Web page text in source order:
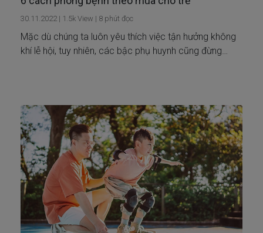
30.11.2022 | 1.5k View | 8 phút đọc
Mặc dù chúng ta luôn yêu thích việc tận hưởng không
khí lễ hội, tuy nhiên, các bậc phụ huynh cũng đừng